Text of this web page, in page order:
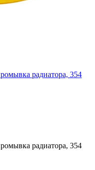
радиатора, 354
радиатора, 354